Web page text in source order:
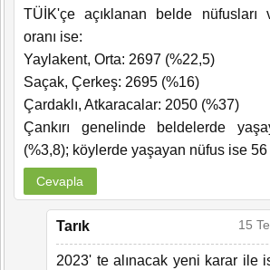
TÜİK'çe açıklanan belde nüfusları
oranı ise:
Yaylakent, Orta: 2697 (%22,5)
Saçak, Çerkeş: 2695 (%16)
Çardaklı, Atkaracalar: 2050 (%37)
Çankırı genelinde beldelerde
(%3,8); köylerde yaşayan nüfus ise
Cevapla
Tarık 15
2023' te alınacak yeni karar ile